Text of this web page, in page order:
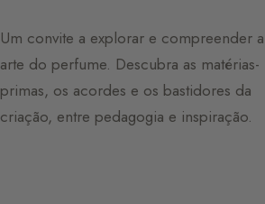
Um convite a explorar e compreender a
arte do perfume. Descubra as matérias-
primas, os acordes e os bastidores da
criação, entre pedagogia e inspiração.